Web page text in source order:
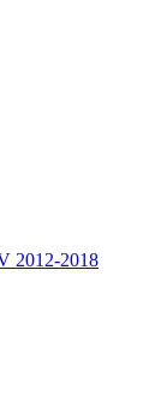
2012-2018